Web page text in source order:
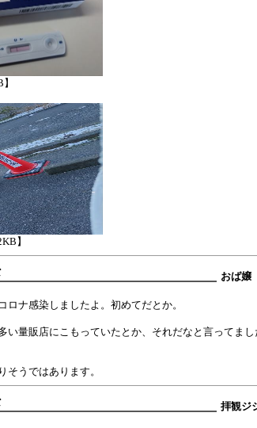
】
おば嬢
ロナ感染しましたよ。初めてだとか。
い量販店にこもっていたとか、それだなと言ってまし
そうではあります。
拝観ジ